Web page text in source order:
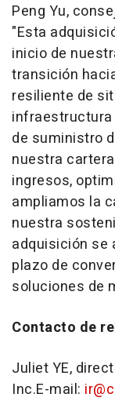
Peng Yu,
"Esta
inicio de
transición
resiliente de
infraestructura
de suministro
nuestra
ingresos,
ampliamos la
nuestra
adquisición se
plazo de
soluciones de
Contacto de
Juliet YE,
Inc.E-mail: